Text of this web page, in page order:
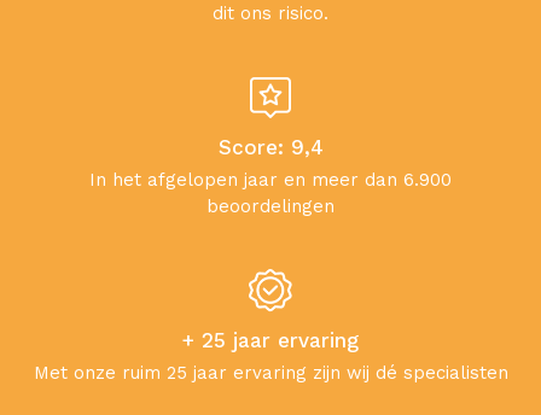
dit ons risico.
Score: 9,4
In het afgelopen jaar en meer dan 6.900
beoordelingen
+ 25 jaar ervaring
Met onze ruim 25 jaar ervaring zijn wij dé specialisten